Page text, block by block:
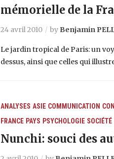
mémorielle de la
24 avril 2010 by Benjamin
Le jardin tropical de Paris: un
dessus, ainsi que celles qui
ANALYSES ASIE COMMUNICATION
FRANCE PAYS PSYCHOLOGIE SOCIÉTÉ
Nunchi: souci des